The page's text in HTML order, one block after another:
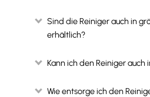
Sind die Reiniger auch in
erhältlich?
Kann ich den Reiniger
Wie entsorge ich den